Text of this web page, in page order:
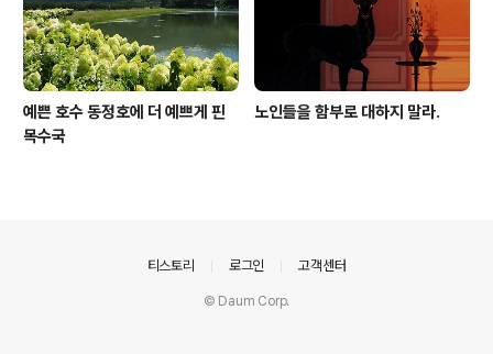
예쁜 호수 동정호에 더 예쁘게 핀
목수국
노인들을 함부로 대하지 말라.
티스토리 로그인 고객센터
© Daum Corp.